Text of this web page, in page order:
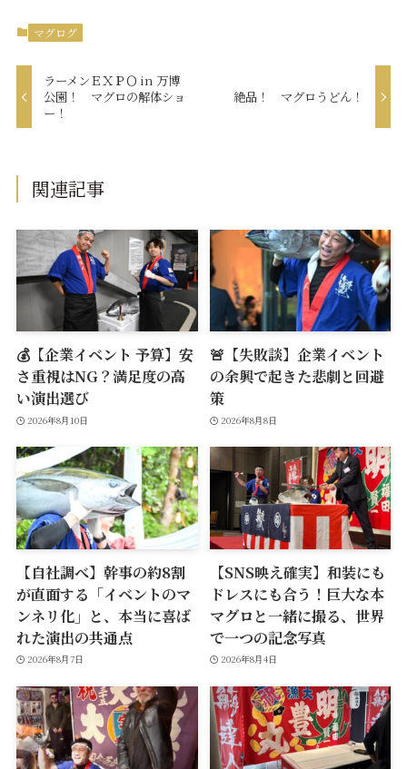
マグログ
ラーメンＥＸＰＯ in 万博
公園！ マグロの解体ショ
ー！
絶品！ マグロうどん！
関連記事
💰【企業イベント 予算】安
さ重視はNG？満足度の高
い演出選び
2026年8月10日
🚨【失敗談】企業イベント
の余興で起きた悲劇と回避
策
2026年8月8日
【自社調べ】幹事の約8割
が直面する「イベントのマ
ンネリ化」と、本当に喜ば
れた演出の共通点
2026年8月7日
【SNS映え確実】和装にも
ドレスにも合う！巨大な本
マグロと一緒に撮る、世界
で一つの記念写真
2026年8月4日